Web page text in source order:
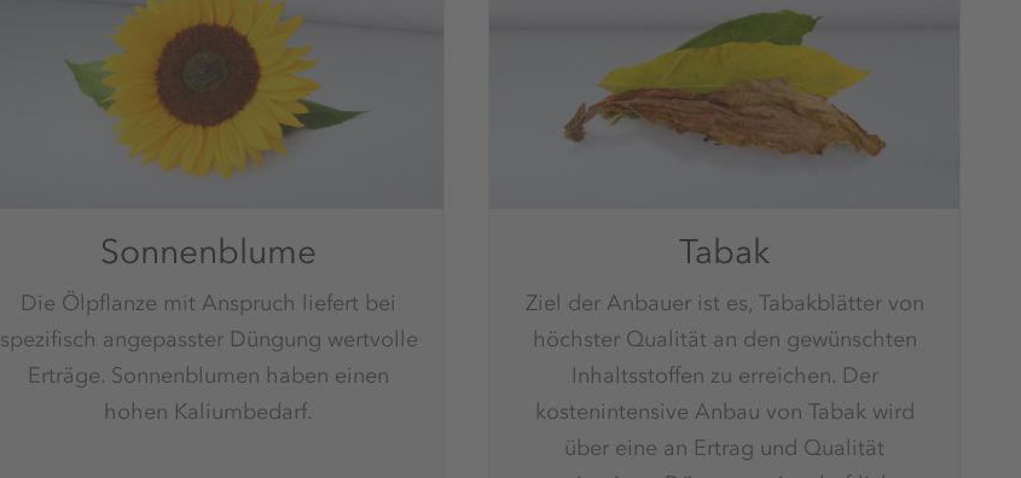
Sonnenblume
Die Ölpflanze mit Anspruch liefert bei
spezifisch angepasster Düngung wertvolle
Erträge. Sonnenblumen haben einen
hohen Kaliumbedarf.
Tabak
Ziel der Anbauer ist es, Tabakblätter von
höchster Qualität an den gewünschten
Inhaltsstoffen zu erreichen. Der
kostenintensive Anbau von Tabak wird
über eine an Ertrag und Qualität